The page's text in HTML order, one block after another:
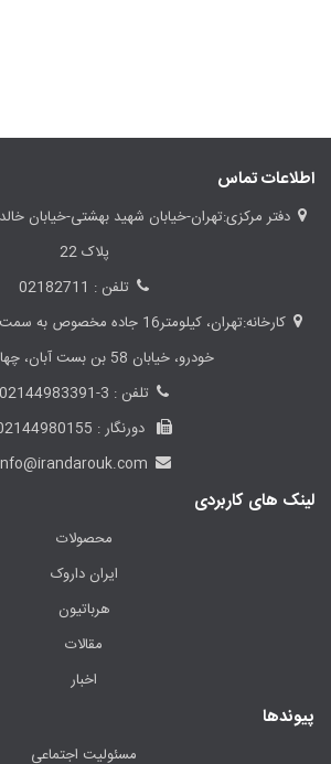
اطلاعات تماس
دفتر مرکزی:تهران-خیابان شهید بهشتی-خیابان
پلاک 22
تلفن : 02182711
کارخانه:تهران، کیلومتر16 جاده
خودرو، خیابان 58 بن بست آبان، چهارم غربی
تلفن : 3-02144983391
دورنگار : 02144980155
لینک های کاربردی
محصولات
ایران داروک
هرباتیون
مقالات
اخبار
پیوندها
مسئولیت اجتماعی